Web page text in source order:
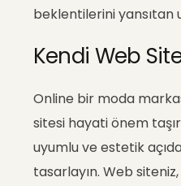
beklentilerini yansıtan
Kendi Web
Online bir moda
sitesi hayati önem
uyumlu ve estetik
tasarlayın. Web